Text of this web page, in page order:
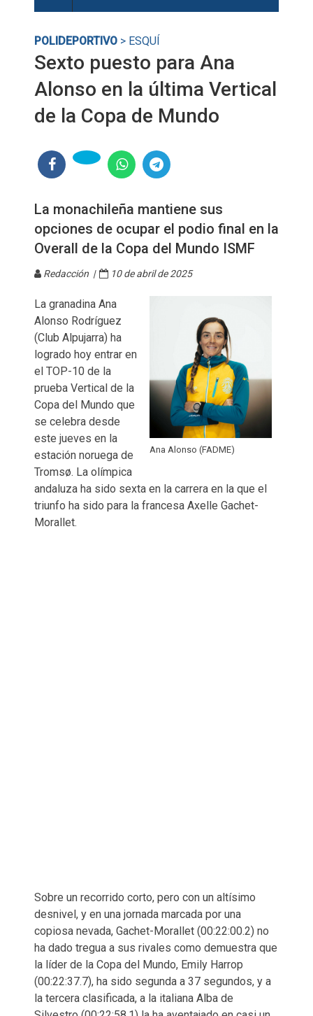
POLIDEPORTIVO > ESQUÍ
Sexto puesto para Ana
Alonso en la última Vertical
de la Copa de Mundo
La monachileña mantiene sus
opciones de ocupar el podio final en la
Overall de la Copa del Mundo ISMF
Redacción | 10 de abril de 2025
Ana Alonso (FADME)
La granadina Ana
Alonso Rodríguez
(Club Alpujarra) ha
logrado hoy entrar en
el TOP-10 de la
prueba Vertical de la
Copa del Mundo que
se celebra desde
este jueves en la
estación noruega de
Tromsø. La olímpica
andaluza ha sido sexta en la carrera en la que el
triunfo ha sido para la francesa Axelle Gachet-
Morallet.
Sobre un recorrido corto, pero con un altísimo
desnivel, y en una jornada marcada por una
copiosa nevada, Gachet-Morallet (00:22:00.2) no
ha dado tregua a sus rivales como demuestra que
la líder de la Copa del Mundo, Emily Harrop
(00:22:37.7), ha sido segunda a 37 segundos, y a
la tercera clasificada, a la italiana Alba de